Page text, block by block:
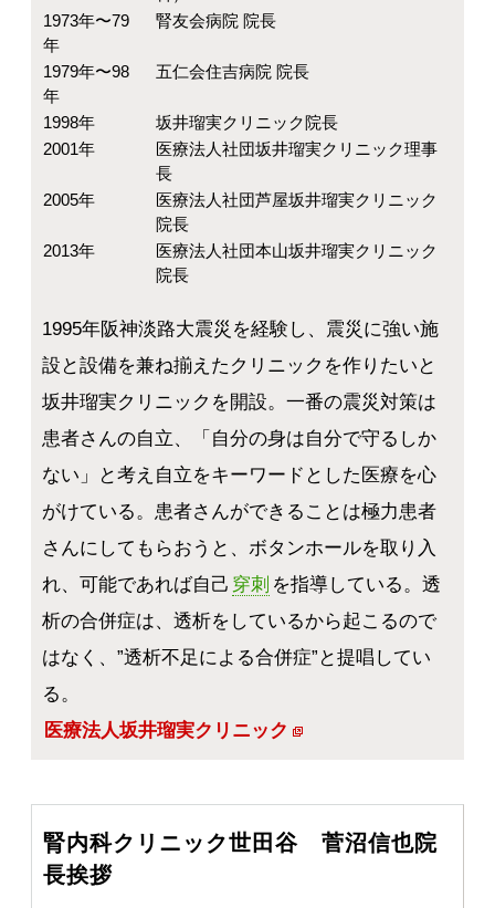
1973年〜79
年
腎友会病院 院長
1979年〜98
年
五仁会住吉病院 院長
1998年
坂井瑠実クリニック院長
2001年
医療法人社団坂井瑠実クリニック理事
長
2005年
医療法人社団芦屋坂井瑠実クリニック
院長
2013年
医療法人社団本山坂井瑠実クリニック
院長
1995年阪神淡路大震災を経験し、震災に強い施
設と設備を兼ね揃えたクリニックを作りたいと
坂井瑠実クリニックを開設。一番の震災対策は
患者さんの自立、「自分の身は自分で守るしか
ない」と考え自立をキーワードとした医療を心
がけている。患者さんができることは極力患者
さんにしてもらおうと、ボタンホールを取り入
れ、可能であれば自己 穿刺 を指導している。透
析の合併症は、透析をしているから起こるので
はなく、”透析不足による合併症”と提唱してい
る。
医療法人坂井瑠実クリニック
腎内科クリニック世田谷 菅沼信也院
長挨拶